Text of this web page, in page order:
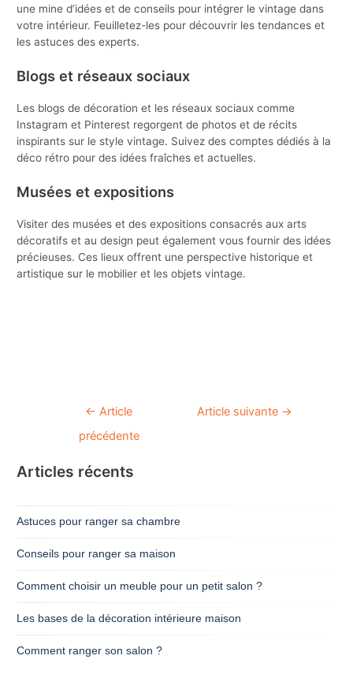
une mine d’idées et de conseils pour intégrer le vintage dans
votre intérieur. Feuilletez-les pour découvrir les tendances et
les astuces des experts.
Blogs et réseaux sociaux
Les blogs de décoration et les réseaux sociaux comme
Instagram et Pinterest regorgent de photos et de récits
inspirants sur le style vintage. Suivez des comptes dédiés à la
déco rétro pour des idées fraîches et actuelles.
Musées et expositions
Visiter des musées et des expositions consacrés aux arts
décoratifs et au design peut également vous fournir des idées
précieuses. Ces lieux offrent une perspective historique et
artistique sur le mobilier et les objets vintage.
Navigation← Article
précédente
Article suivante →
Articles récents
Astuces pour ranger sa chambre
Conseils pour ranger sa maison
Comment choisir un meuble pour un petit salon ?
Les bases de la décoration intérieure maison
Comment ranger son salon ?